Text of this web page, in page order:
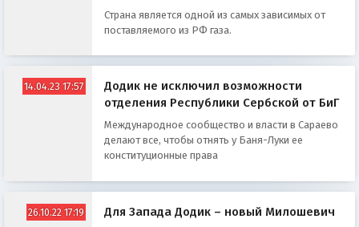
Страна является одной из самых зависимых от
поставляемого из РФ газа.
14.04.23 17:57
Додик не исключил возможности
отделения Республики Сербской от БиГ
Международное сообщество и власти в Сараево
делают все, чтобы отнять у Баня-Луки ее
конституционные права
26.10.22 17:19 Для Запада Додик – новый Милошевич